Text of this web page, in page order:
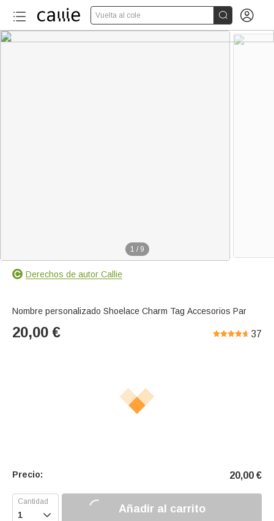
Vuelta al cole  
1 / 9
Derechos de autor Callie
Nombre personalizado Shoelace Charm Tag Accesorios Par
20,00 € 37
Precio: 20,00 €
 Añadir al carrito